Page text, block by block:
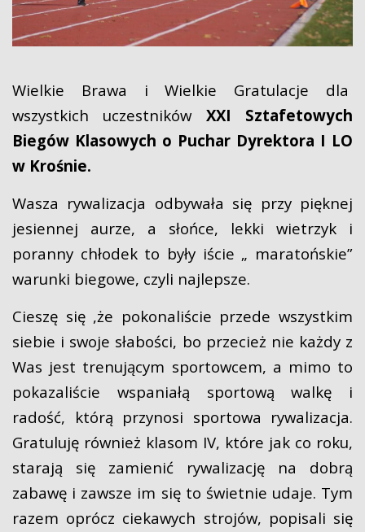
Wielkie Brawa i Wielkie Gratulacje dla
wszystkich uczestników XXI Sztafetowych
Biegów Klasowych o Puchar Dyrektora I LO
w Krośnie.
Wasza rywalizacja odbywała się przy pięknej
jesiennej aurze, a słońce, lekki wietrzyk i
poranny chłodek to były iście „ maratońskie”
warunki biegowe, czyli najlepsze.
Cieszę się ,że pokonaliście przede wszystkim
siebie i swoje słabości, bo przecież nie każdy z
Was jest trenującym sportowcem, a mimo to
pokazaliście wspaniałą sportową walkę i
radość, którą przynosi sportowa rywalizacja.
Gratuluję również klasom IV, które jak co roku,
starają się zamienić rywalizację na dobrą
zabawę i zawsze im się to świetnie udaje. Tym
razem oprócz ciekawych strojów, popisali się